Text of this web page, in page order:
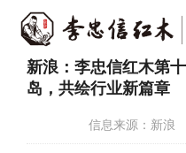
首页 新闻中心 > 新闻详情
新浪：李忠信红木第
岛，共绘行业新篇章
信息来源：新浪